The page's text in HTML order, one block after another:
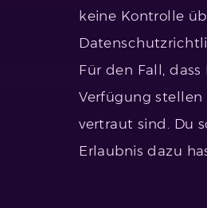
keine Kontrolle
Für den Fall,
Verfügung stellen
vertraut sind. Du
Erlaubnis dazu